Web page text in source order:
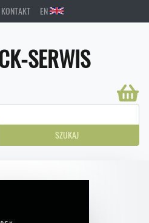
KONTAKT EN
SERWIS
SZUKAJ